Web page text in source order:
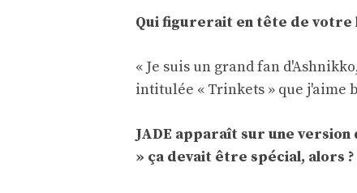
Qui figurerait en tête de votre
« Je suis un grand fan
intitulée « Trinkets » que j'aime
JADE apparaît sur une version
» ça devait être spécial, alors ?